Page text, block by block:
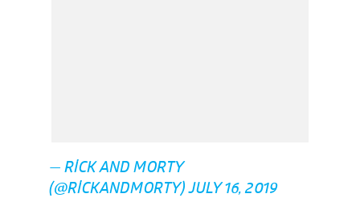
— RICK AND MORTY
(@RICKANDMORTY)JULY 16, 2019